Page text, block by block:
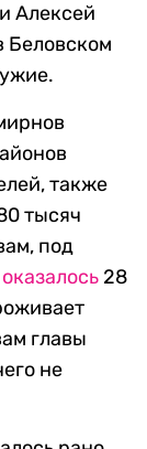
Алексей
Беловском
также
тысяч
под
оказалось28
главы
не